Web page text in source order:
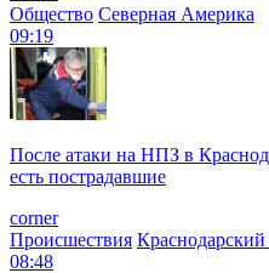
Общество Северная Америка
09:19
После атаки на НПЗ в
есть пострадавшие
corner
Происшествия Краснодарский
08:48